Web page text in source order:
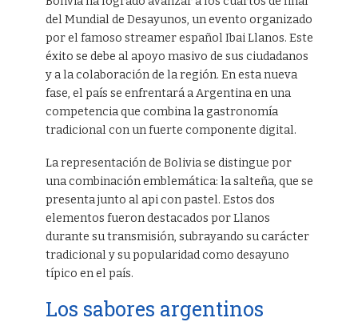
del Mundial de Desayunos, un evento organizado
por el famoso streamer español Ibai Llanos. Este
éxito se debe al apoyo masivo de sus ciudadanos
y a la colaboración de la región. En esta nueva
fase, el país se enfrentará a Argentina en una
competencia que combina la gastronomía
tradicional con un fuerte componente digital.
La representación de Bolivia se distingue por
una combinación emblemática: la salteña, que se
presenta junto al api con pastel. Estos dos
elementos fueron destacados por Llanos
durante su transmisión, subrayando su carácter
tradicional y su popularidad como desayuno
típico en el país.
Los sabores argentinos